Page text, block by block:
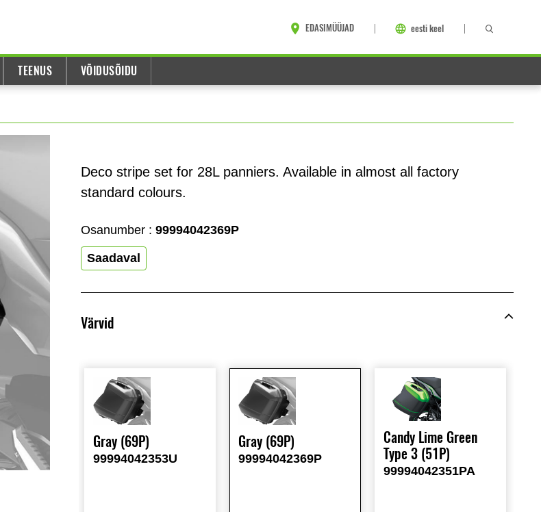
EDASIMÜÜJAD eesti keel
TEENUS VÕIDUSÕIDU
Deco stripe set for 28L panniers. Available in almost all factory
standard colours.
Osanumber : 99994042369P
Saadaval
Värvid
Gray (69P)
99994042353U
Gray (69P)
99994042369P
Candy Lime Green
Type 3 (51P)
99994042351PA